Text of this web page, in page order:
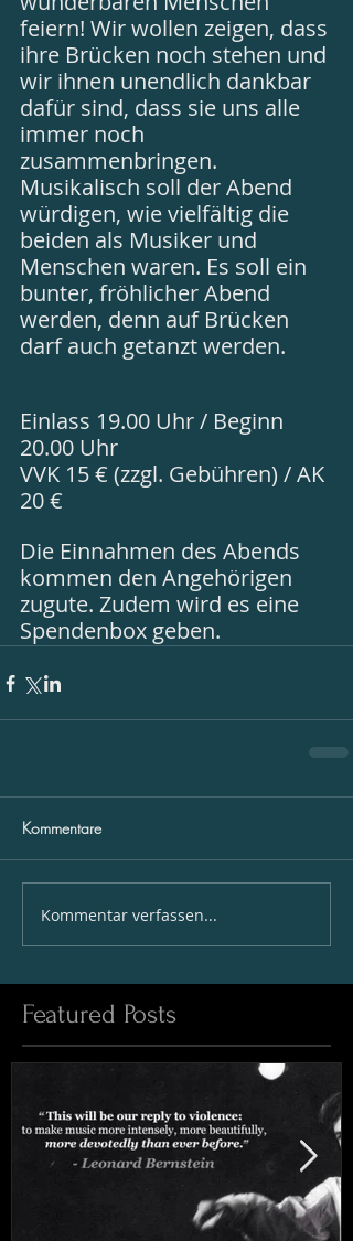
feiern! Wir wollen zeigen, dass
ihre Brücken noch stehen und
wir ihnen unendlich dankbar
dafür sind, dass sie uns alle
immer noch
zusammenbringen.
Musikalisch soll der Abend
würdigen, wie vielfältig die
beiden als Musiker und
Menschen waren. Es soll ein
bunter, fröhlicher Abend
werden, denn auf Brücken
darf auch getanzt werden.
Einlass 19.00 Uhr / Beginn
20.00 Uhr
VVK 15 € (zzgl. Gebühren) / AK
20 €
Die Einnahmen des Abends
kommen den Angehörigen
zugute. Zudem wird es eine
Spendenbox geben.
Kommentare
Kommentar verfassen...
Featured Posts